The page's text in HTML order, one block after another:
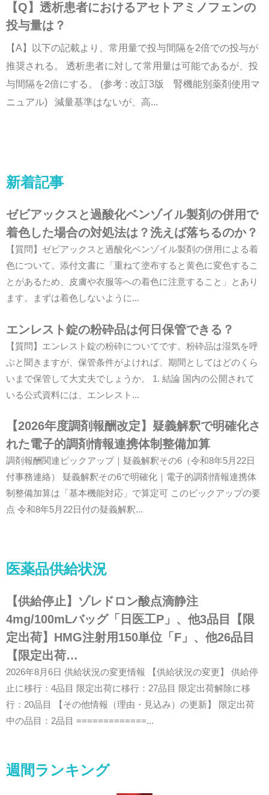
【Q】透析患者におけるアセトアミノフェンの
投与量は？
【A】以下の記載より、常用量で投与間隔を2倍での投与が
推奨される。 透析患者に対して常用量は可能であるが、投
与間隔を2倍にする。 (参考 : 改訂3版 腎機能別薬剤使用マ
ニュアル) 減量基準はないが、高...
新着記事
ゼビアックスと過酸化ベンゾイル製剤の併用で
着色した場合の対処法は？洗えば落ちるのか？
【質問】ゼビアックスと過酸化ベンゾイル製剤の併用による着
色について。添付文書に「重ねて塗布すると黄色に変色するこ
とがあるため、皮膚や衣服等への着色に注意すること」とあり
ます。まずは着色しないように...
エンレスト錠の粉砕品は何日保管できる？
【質問】エンレスト錠の粉砕についてです。粉砕品は湿気を呼
ぶと聞きますが、保管条件がよければ、期間としてはどのくら
いまで保管して大丈夫でしょうか。 1. 結論 国内の公開されて
いる公式資料には、エンレスト...
【2026年度調剤報酬改定】疑義解釈で明確化さ
れた電子的調剤情報連携体制整備加算
調剤報酬関連ピックアップ｜疑義解釈その6（令和8年5月22日
付事務連絡） 疑義解釈その6で明確化｜電子的調剤情報連携体
制整備加算は「基本機能対応」で算定可 このピックアップの要
点 令和8年5月22日付の疑義解釈...
医薬品供給状況
【供給停止】ゾレドロン酸点滴静注
4mg/100mLバッグ「日医工P」、他3品目【限
定出荷】HMG注射用150単位「F」、他26品目
【限定出荷…
2026年8月6日 供給状況の変更情報 【供給状況の変更】 供給停
止に移行：4品目 限定出荷に移行：27品目 限定出荷解除に移
行：20品目 【その他情報（理由・見込み）の更新】 限定出荷
中の品目：2品目 =============...
週間ランキング